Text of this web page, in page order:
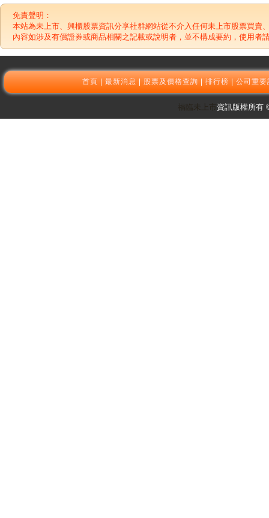
免責聲明：
本站為未上市、興櫃股票資訊分享社群網站從不介入任何未上市股票買賣
內容如涉及有價證券或商品相關之記載或說明者，並不構成要約，使用者
首頁|最新消息|股票及價格查詢|排行榜|公司重要
福臨未上市 資訊版權所有